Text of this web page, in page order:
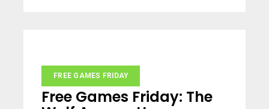
FREE GAMES FRIDAY
Free Games Friday: The